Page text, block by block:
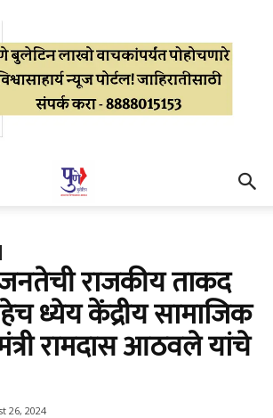
राजकीय ताकद
ध्येय केंद्रीय सामाजिक
रामदास आठवले यांचे
26, 2024